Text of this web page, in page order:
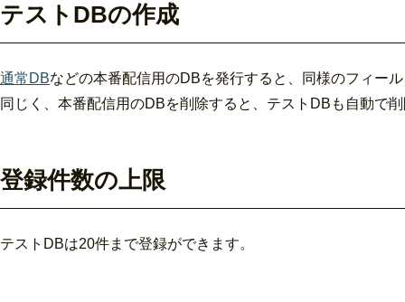
テストDBの作成
通常DBなどの本番配信用のDBを発行すると、同様のフィー
同じく、本番配信用のDBを削除すると、テストDBも自動で
登録件数の上限
テストDBは20件まで登録ができます。